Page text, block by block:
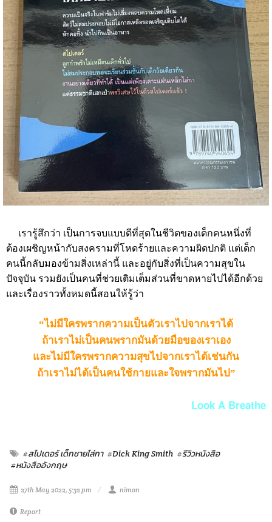
เรารู้สึกว่า เป็นการจบแบบดีที่สุดในชีวิตของเด็กคนหนึ่งที่
ต้องเผชิญหน้ากับสงครามที่โหดร้ายและความผิดปกติ แต่เด็ก
คนนี้กลับมองข้ามสิ่งเหล่านี้ และอยู่กับสิ่งที่เป็นความสุขใน
ปัจจุบัน รวมยังเป็นคนที่ช่วยเติมเต็มส่วนที่ขาดหายไปได้อีกด้วย
และเรื่องราวทั้งหมดนี้สอนให้รู้ว่า
“ไม่มีใครพรากความเป็นตัวเราไปจากเราได้
ถ้าเราไม่เป็นคนพรากมันด้วยมือของเราเอง
และไม่มีใครพรากความสุขไปจากเราได้เช่นกัน
ถ้าเราไม่ได้เป็นคนใช้กายและใจพรากมันไป”
Look A Breathe
#สไปเดอร์ เด็กชายไล่กา #Dick King Smith #รีวิวหนังสือ
#หนังสืออังกฤษ
27th May 2022, 5:32 pm nimon
Report